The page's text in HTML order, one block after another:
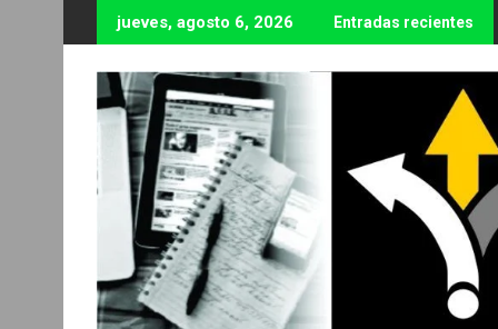
al
contenido
jueves, agosto 6, 2026 Entradas recientes